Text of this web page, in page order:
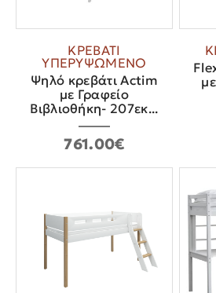
ΚΡΕΒΑΤΙ
ΥΠΕΡΥΨΩΜΕΝΟ
Ψηλό κρεβάτι Actim
με Γραφείο
Βιβλιοθήκη- 207εκ...
761.00€